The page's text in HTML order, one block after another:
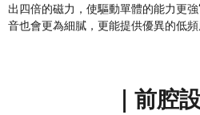
出四倍的磁力，使驅動單體的能力更
音也會更為細膩，更能提供優異的低頻
｜前腔